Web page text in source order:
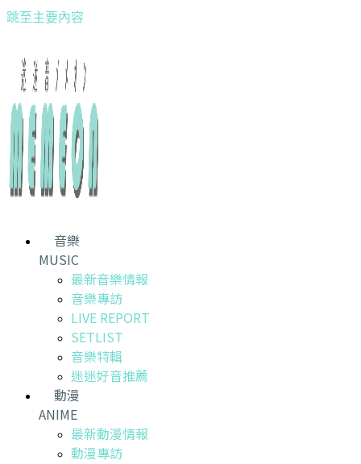
跳至主要內容
音樂
MUSIC
最新音樂情報
音樂專訪
LIVE REPORT
SETLIST
音樂特輯
迷迷好音推薦
動漫
ANIME
最新動漫情報
動漫專訪